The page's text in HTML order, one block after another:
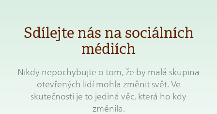
Sdílejte nás na sociálních
médiích
Nikdy nepochybujte o tom, že by malá skupina
otevřených lidí mohla změnit svět. Ve
skutečnosti je to jediná věc, která ho kdy
změnila.